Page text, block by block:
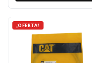
¡OFERTA!